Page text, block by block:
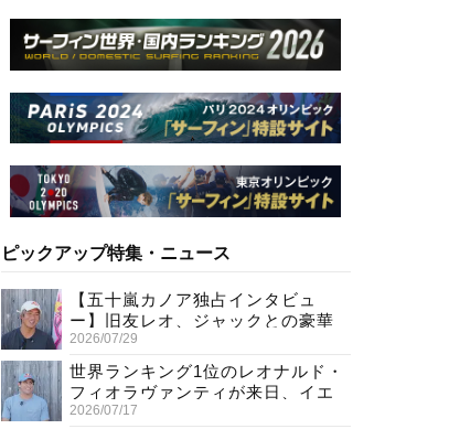
ピックアップ特集・ニュース
【五十嵐カノア独占インタビュ
ー】旧友レオ、ジャックとの豪華
プライベートセッション
2026/07/29
世界ランキング1位のレオナルド・
フィオラヴァンティが来日、イエ
ロージャージ獲得直後の独占イン
2026/07/17